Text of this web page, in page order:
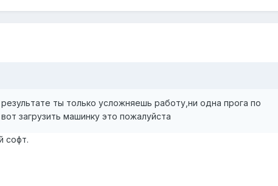
ты только усложняешь работу,ни одна прога по
загрузить машинку это пожалуйста
софт.